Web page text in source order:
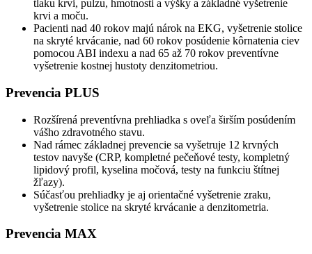
tlaku krvi, pulzu, hmotnosti a výšky a základné vyšetrenie
krvi a moču.
Pacienti nad 40 rokov majú nárok na EKG, vyšetrenie stolice
na skryté krvácanie, nad 60 rokov posúdenie kôrnatenia ciev
pomocou ABI indexu a nad 65 až 70 rokov preventívne
vyšetrenie kostnej hustoty denzitometriou.
Prevencia PLUS
Rozšírená preventívna prehliadka s oveľa širším posúdením
vášho zdravotného stavu.
Nad rámec základnej prevencie sa vyšetruje 12 krvných
testov navyše (CRP, kompletné pečeňové testy, kompletný
lipidový profil, kyselina močová, testy na funkciu štítnej
žľazy).
Súčasťou prehliadky je aj orientačné vyšetrenie zraku,
vyšetrenie stolice na skryté krvácanie a denzitometria.
Prevencia MAX